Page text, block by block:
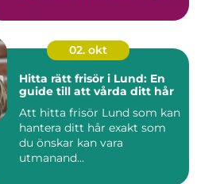
02. okt
Hitta rätt frisör i Lund: En
guide till att vårda ditt hår
Att hitta frisör Lund som kan
hantera ditt hår exakt som
du önskar kan vara
utmanand...